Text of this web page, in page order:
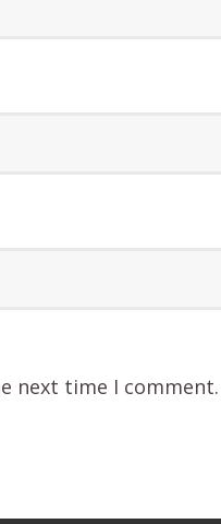
next time I comment.